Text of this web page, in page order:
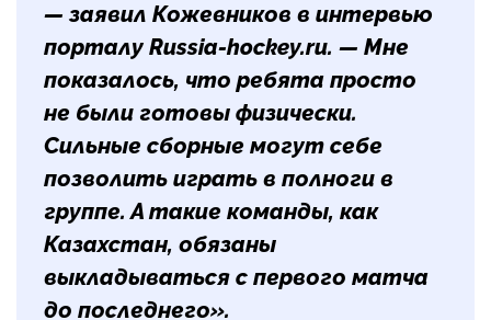
— заявил Кожевников в интервью
порталу Russia-hockey.ru. — Мне
показалось, что ребята просто
не были готовы физически.
Сильные сборные могут себе
позволить играть в полноги в
группе. А такие команды, как
Казахстан, обязаны
выкладываться с первого матча
до последнего».